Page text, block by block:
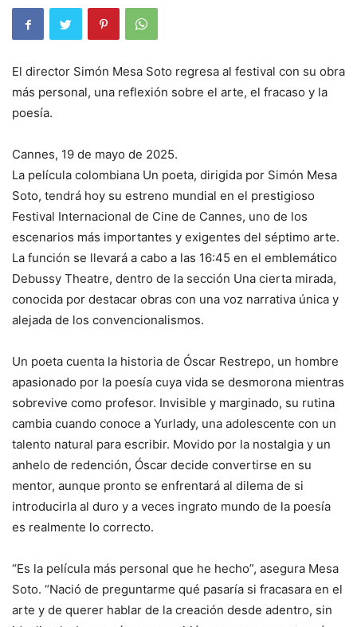
El director Simón Mesa Soto regresa al festival con su obra
más personal, una reflexión sobre el arte, el fracaso y la
poesía.
Cannes, 19 de mayo de 2025.
La película colombiana Un poeta, dirigida por Simón Mesa
Soto, tendrá hoy su estreno mundial en el prestigioso
Festival Internacional de Cine de Cannes, uno de los
escenarios más importantes y exigentes del séptimo arte.
La función se llevará a cabo a las 16:45 en el emblemático
Debussy Theatre, dentro de la sección Una cierta mirada,
conocida por destacar obras con una voz narrativa única y
alejada de los convencionalismos.
Un poeta cuenta la historia de Óscar Restrepo, un hombre
apasionado por la poesía cuya vida se desmorona mientras
sobrevive como profesor. Invisible y marginado, su rutina
cambia cuando conoce a Yurlady, una adolescente con un
talento natural para escribir. Movido por la nostalgia y un
anhelo de redención, Óscar decide convertirse en su
mentor, aunque pronto se enfrentará al dilema de si
introducirla al duro y a veces ingrato mundo de la poesía
es realmente lo correcto.
“Es la película más personal que he hecho”, asegura Mesa
Soto. “Nació de preguntarme qué pasaría si fracasara en el
arte y de querer hablar de la creación desde adentro, sin